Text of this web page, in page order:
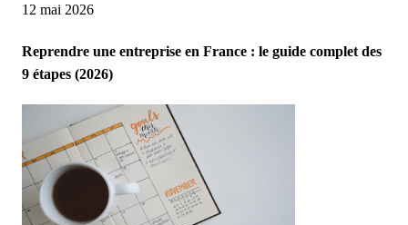
12 mai 2026
Reprendre une entreprise en France : le guide complet des
9 étapes (2026)